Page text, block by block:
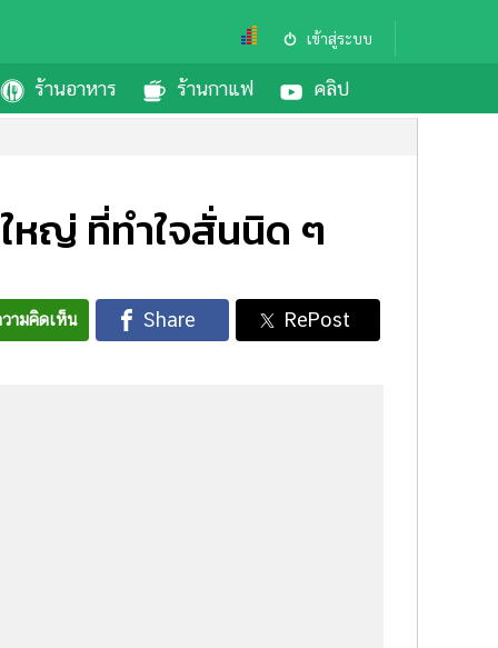
เข้าสู่ระบบ
ร้านอาหาร ร้านกาแฟ คลิป
หญ่ ที่ทำใจสั่นนิด ๆ
ามคิดเห็น